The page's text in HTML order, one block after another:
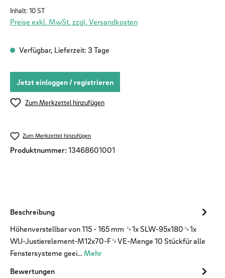
Inhalt:10 ST
Preise exkl. MwSt. zzgl. Versandkosten
Verfügbar, Lieferzeit: 3 Tage
Jetzt einloggen / registrieren
Zum Merkzettel hinzufügen
Zum Merkzettel hinzufügen
Produktnummer: 13468601001
Beschreibung
Höhenverstellbar von 115 - 165 mm ␍1x SLW-95x180␍1x
WU-Justierelement-M12x70-F␍VE-Menge 10 Stückfür alle
Fenstersysteme geei… Mehr
Bewertungen